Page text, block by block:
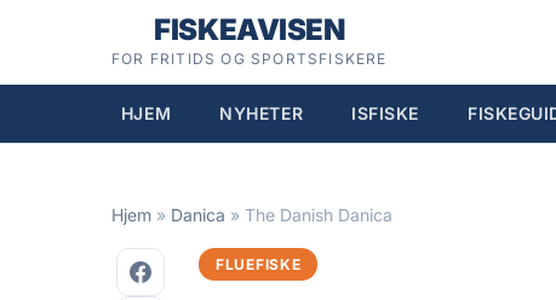
FISKEAVISEN
FOR FRITIDS OG SPORTSFISKERE
HJEM NYHETER ISFISKE
Hjem » Danica » The Danish Danica
FLUEFISKE